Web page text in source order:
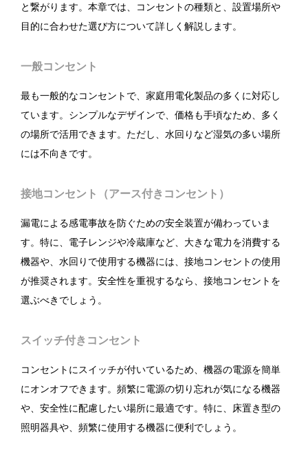
と繋がります。本章では、コンセントの種類と、設置場所や
目的に合わせた選び方について詳しく解説します。
一般コンセント
最も一般的なコンセントで、家庭用電化製品の多くに対応し
ています。シンプルなデザインで、価格も手頃なため、多く
の場所で活用できます。ただし、水回りなど湿気の多い場所
には不向きです。
接地コンセント（アース付きコンセント）
漏電による感電事故を防ぐための安全装置が備わっていま
す。特に、電子レンジや冷蔵庫など、大きな電力を消費する
機器や、水回りで使用する機器には、接地コンセントの使用
が推奨されます。安全性を重視するなら、接地コンセントを
選ぶべきでしょう。
スイッチ付きコンセント
コンセントにスイッチが付いているため、機器の電源を簡単
にオンオフできます。頻繁に電源の切り忘れが気になる機器
や、安全性に配慮したい場所に最適です。特に、床置き型の
照明器具や、頻繁に使用する機器に便利でしょう。